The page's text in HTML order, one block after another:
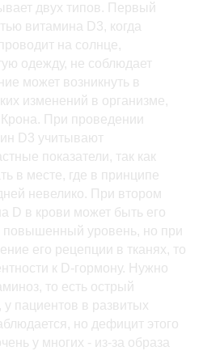
двух типов. Первый
витамина D3, когда
на солнце,
одежду, не соблюдает
может возникнуть в
изменений в организме,
При проведении
D3 учитывают
показатели, так как
в месте, где в принципе
невелико. При втором
D в крови может быть его
повышенный уровень, но при
его рецепции в тканях, то
к D-гормону. Нужно
то есть острый
у пациентов в развитых
но дефицит этого
у многих - из-за образа